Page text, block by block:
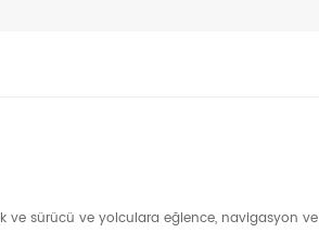
sürücü ve yolculara eğlence, navigasyon